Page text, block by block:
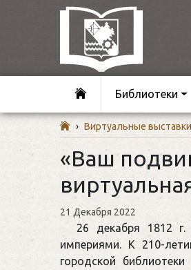
Библиотеки
› Виртуальные выставки
«Ваш
21 Декабря 2022
26 декабря 1812 г.
империями. К 210-
городской